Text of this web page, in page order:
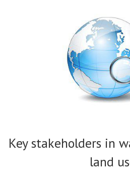
Key stakeholders in
land